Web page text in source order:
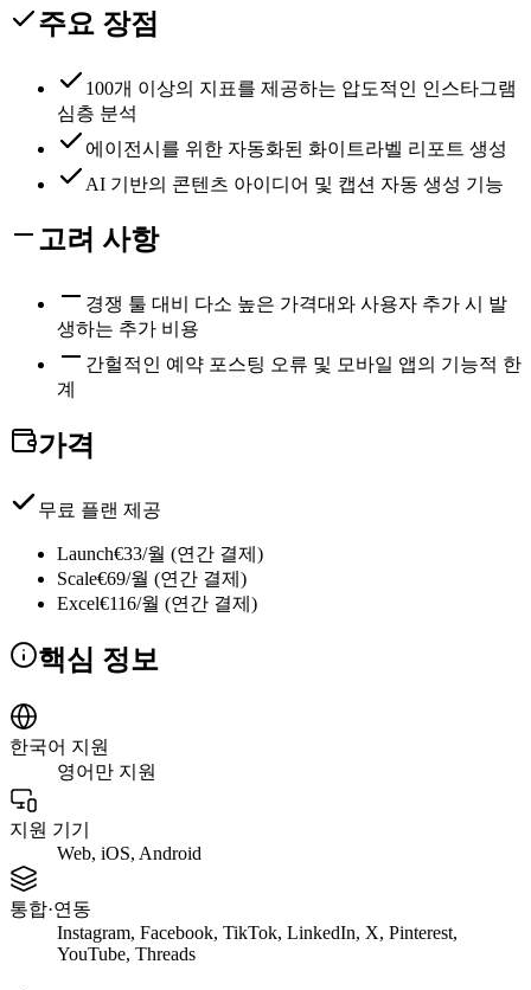
주요 장점
100개 이상의 지표를 제공하는 압도적인 인스타그램
심층 분석
에이전시를 위한 자동화된 화이트라벨 리포트 생성
AI 기반의 콘텐츠 아이디어 및 캡션 자동 생성 기능
고려 사항
경쟁 툴 대비 다소 높은 가격대와 사용자 추가 시 발
생하는 추가 비용
간헐적인 예약 포스팅 오류 및 모바일 앱의 기능적 한
계
가격
무료 플랜 제공
Launch€33/월 (연간 결제)
Scale€69/월 (연간 결제)
Excel€116/월 (연간 결제)
핵심 정보
한국어 지원
영어만 지원
지원 기기
Web, iOS, Android
통합·연동
Instagram, Facebook, TikTok, LinkedIn, X, Pinterest,
YouTube, Threads